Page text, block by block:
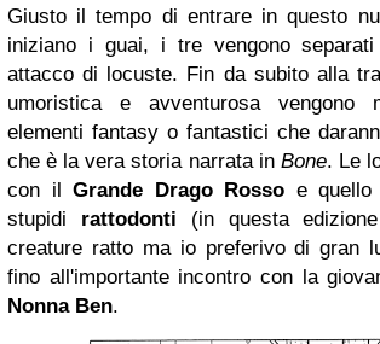
Giusto il tempo di entrare in questo
iniziano i guai, i tre vengono
attacco di locuste. Fin da subito alla
umoristica e avventurosa vengono
elementi fantasy o fantastici che
che è la vera storia narrata in Bone. Le
con ilGrande Drago Rosso e
stupidi rattodonti (in questa
creature ratto ma io preferivo di gran
fino all'importante incontro con la
Nonna Ben.